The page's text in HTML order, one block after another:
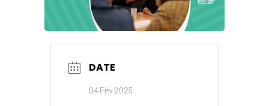
DATE
04 Fév 2025